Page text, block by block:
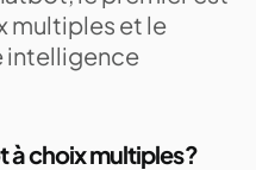
multiples et le
intelligence
choix multiples ?